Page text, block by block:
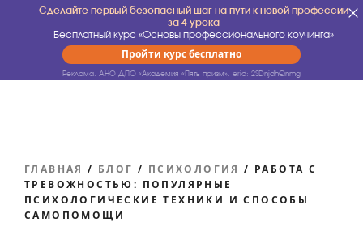
Сделайте первый безопасный шаг на пути к новой профессии
за 4 урока
Бесплатный курс «Основы профессионального коучинга»
Пройти курс бесплатно
Реклама. АНО ДПО «Академия «Пять призм». erid: 2SDnjdhQnmg
ГЛАВНАЯ / БЛОГ / ПСИХОЛОГИЯ / РАБОТА С
ТРЕВОЖНОСТЬЮ: ПОПУЛЯРНЫЕ
ПСИХОЛОГИЧЕСКИЕ ТЕХНИКИ И СПОСОБЫ
САМОПОМОЩИ